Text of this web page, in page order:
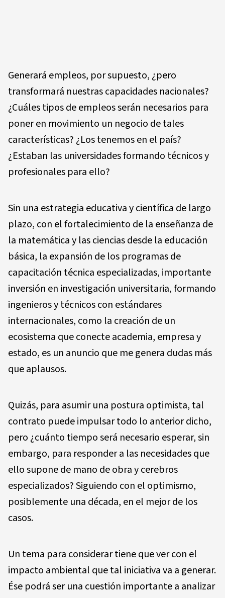
Generará empleos, por supuesto, ¿pero
transformará nuestras capacidades nacionales?
¿Cuáles tipos de empleos serán necesarios para
poner en movimiento un negocio de tales
características? ¿Los tenemos en el país?
¿Estaban las universidades formando técnicos y
profesionales para ello?
Sin una estrategia educativa y científica de largo
plazo, con el fortalecimiento de la enseñanza de
la matemática y las ciencias desde la educación
básica, la expansión de los programas de
capacitación técnica especializadas, importante
inversión en investigación universitaria, formando
ingenieros y técnicos con estándares
internacionales, como la creación de un
ecosistema que conecte academia, empresa y
estado, es un anuncio que me genera dudas más
que aplausos.
Quizás, para asumir una postura optimista, tal
contrato puede impulsar todo lo anterior dicho,
pero ¿cuánto tiempo será necesario esperar, sin
embargo, para responder a las necesidades que
ello supone de mano de obra y cerebros
especializados? Siguiendo con el optimismo,
posiblemente una década, en el mejor de los
casos.
Un tema para considerar tiene que ver con el
impacto ambiental que tal iniciativa va a generar.
Ése podrá ser una cuestión importante a analizar